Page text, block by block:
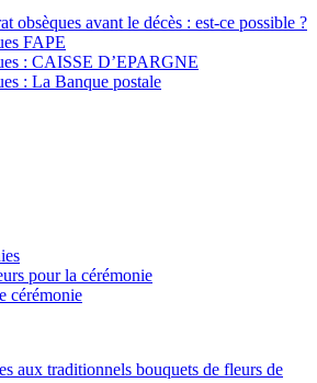
obsèques avant le décès : est-ce possible ?
FAPE
: CAISSE D’EPARGNE
: La Banque postale
pour la cérémonie
cérémonie
aux traditionnels bouquets de fleurs de